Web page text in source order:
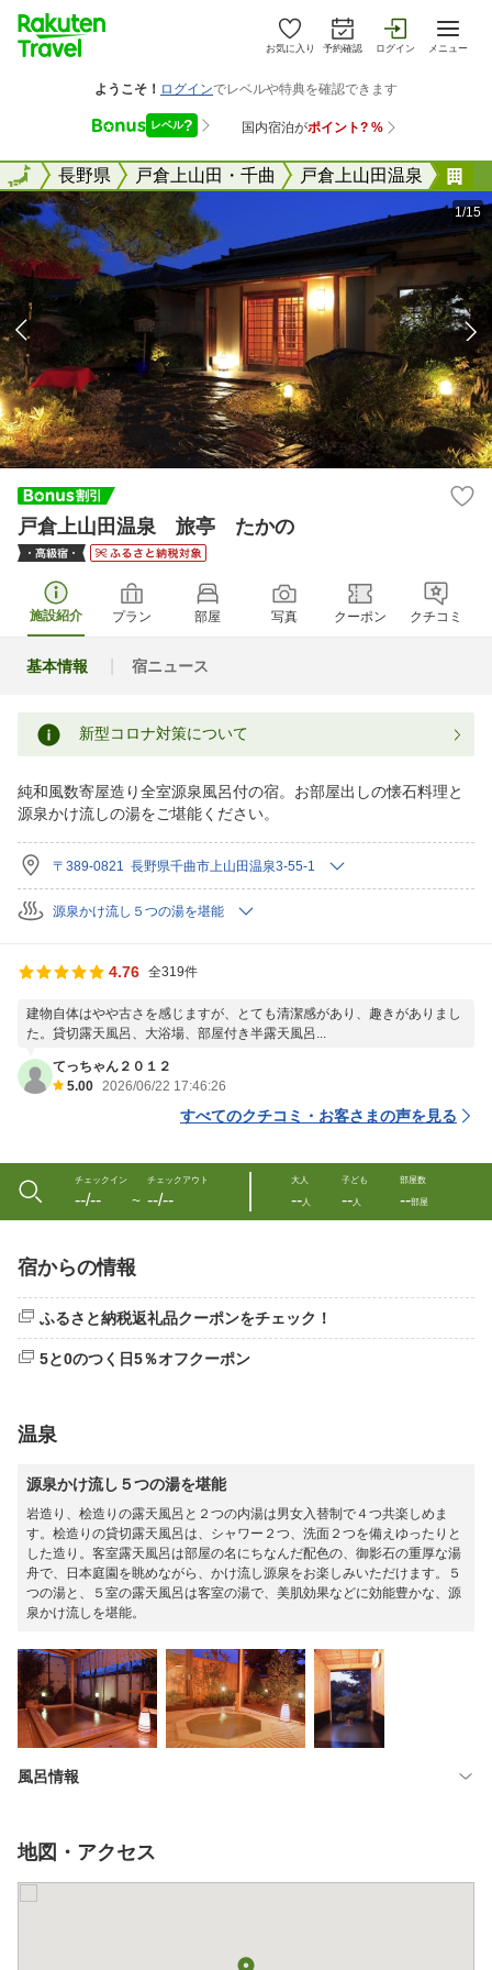
お気に入り 予約確認 ログイン メニュー
全国長野県 戸倉上山田・千曲 戸倉上山田温泉
全国
1/15
戸倉上山田温泉 旅亭 たかの
施設紹介 プラン 部屋 写真 クーポン クチコミ
基本情報 宿ニュース
新型コロナ対策について
純和風数寄屋造り全室源泉風呂付の宿。お部屋出しの懐石料理と
源泉かけ流しの湯をご堪能ください。
〒389-0821 長野県千曲市上山田温泉3-55-1
源泉かけ流し５つの湯を堪能
4.76 全319件
建物自体はやや古さを感じますが、とても清潔感があり、趣きがありまし
た。貸切露天風呂、大浴場、部屋付き半露天風呂...
てっちゃん２０１２
5.00 2026/06/22 17:46:26
すべてのクチコミ・お客さまの声を見る
チェックイン
--/-- 〜
チェックアウト
--/--
大人
--人
子ども
--人
部屋数
--部屋
宿からの情報
ふるさと納税返礼品クーポンをチェック！
5と0のつく日5％オフクーポン
温泉
源泉かけ流し５つの湯を堪能
岩造り、桧造りの露天風呂と２つの内湯は男女入替制で４つ共楽しめま
す。桧造りの貸切露天風呂は、シャワー２つ、洗面２つを備えゆったりと
した造り。客室露天風呂は部屋の名にちなんだ配色の、御影石の重厚な湯
舟で、日本庭園を眺めながら、かけ流し源泉をお楽しみいただけます。５
つの湯と、５室の露天風呂は客室の湯で、美肌効果などに効能豊かな、源
泉かけ流しを堪能。
風呂情報
地図・アクセス